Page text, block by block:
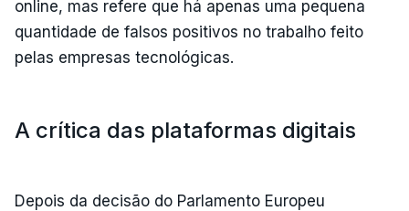
online, mas refere que há apenas uma pequena
quantidade de falsos positivos no trabalho feito
pelas empresas tecnológicas.
A crítica das plataformas digitais
Depois da decisão do Parlamento Europeu